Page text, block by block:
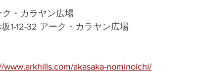
・カラヤン広場
1-12-32 アーク・カラヤン広場
www.arkhills.com/akasaka-nominoichi/